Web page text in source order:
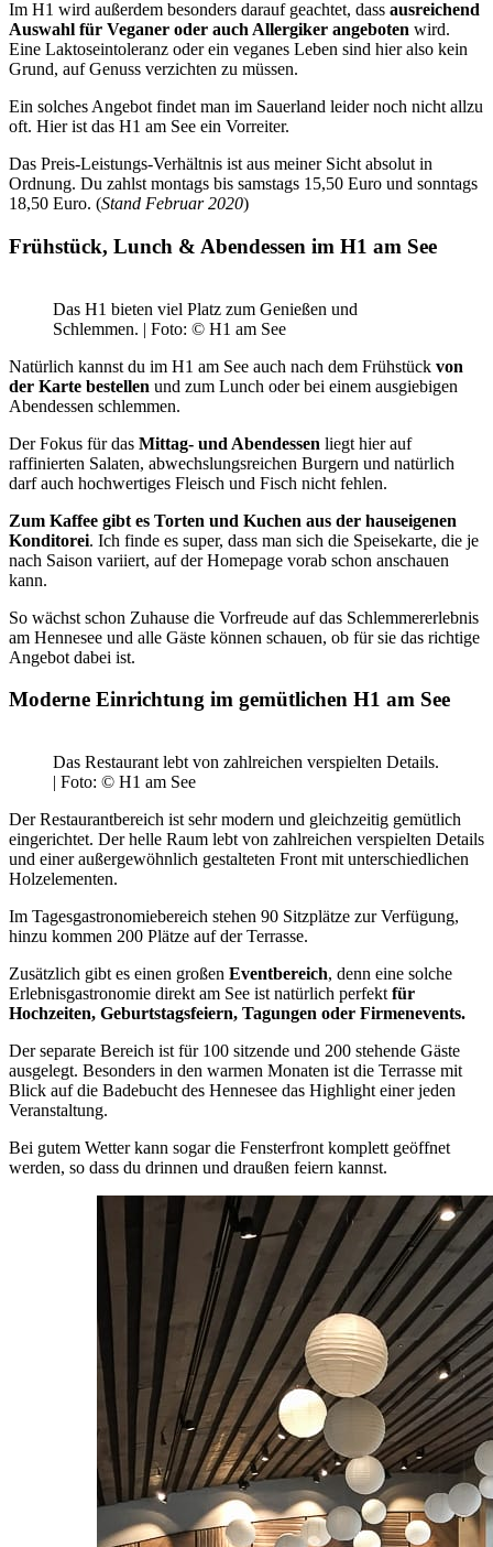
Im H1 wird außerdem besonders darauf geachtet, dass ausreichend
Auswahl für Veganer oder auch Allergiker angeboten wird.
Eine Laktoseintoleranz oder ein veganes Leben sind hier also kein
Grund, auf Genuss verzichten zu müssen.
Ein solches Angebot findet man im Sauerland leider noch nicht allzu
oft. Hier ist das H1 am See ein Vorreiter.
Das Preis-Leistungs-Verhältnis ist aus meiner Sicht absolut in
Ordnung. Du zahlst montags bis samstags 15,50 Euro und sonntags
18,50 Euro. (Stand Februar 2020)
Frühstück, Lunch & Abendessen im H1 am See
Das H1 bieten viel Platz zum Genießen und
Schlemmen. | Foto: © H1 am See
Natürlich kannst du im H1 am See auch nach dem Frühstück von
der Karte bestellen und zum Lunch oder bei einem ausgiebigen
Abendessen schlemmen.
Der Fokus für das Mittag- und Abendessen liegt hier auf
raffinierten Salaten, abwechslungsreichen Burgern und natürlich
darf auch hochwertiges Fleisch und Fisch nicht fehlen.
Zum Kaffee gibt es Torten und Kuchen aus der hauseigenen
Konditorei. Ich finde es super, dass man sich die Speisekarte, die je
nach Saison variiert, auf der Homepage vorab schon anschauen
kann.
So wächst schon Zuhause die Vorfreude auf das Schlemmererlebnis
am Hennesee und alle Gäste können schauen, ob für sie das richtige
Angebot dabei ist.
Moderne Einrichtung im gemütlichen H1 am See
Das Restaurant lebt von zahlreichen verspielten Details.
| Foto: © H1 am See
Der Restaurantbereich ist sehr modern und gleichzeitig gemütlich
eingerichtet. Der helle Raum lebt von zahlreichen verspielten Details
und einer außergewöhnlich gestalteten Front mit unterschiedlichen
Holzelementen.
Im Tagesgastronomiebereich stehen 90 Sitzplätze zur Verfügung,
hinzu kommen 200 Plätze auf der Terrasse.
Zusätzlich gibt es einen großen Eventbereich, denn eine solche
Erlebnisgastronomie direkt am See ist natürlich perfekt für
Hochzeiten, Geburtstagsfeiern, Tagungen oder Firmenevents.
Der separate Bereich ist für 100 sitzende und 200 stehende Gäste
ausgelegt. Besonders in den warmen Monaten ist die Terrasse mit
Blick auf die Badebucht des Hennesee das Highlight einer jeden
Veranstaltung.
Bei gutem Wetter kann sogar die Fensterfront komplett geöffnet
werden, so dass du drinnen und draußen feiern kannst.